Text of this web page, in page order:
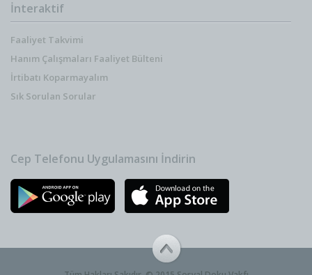
İnteraktif
Faaliyet Takvimi
Hanım Çalışmaları Faaliyet Bülteni
İrtibatı Koparmayalım
Sık Sorulan Sorular
Cep Telefonu Uygulamasını İndirin